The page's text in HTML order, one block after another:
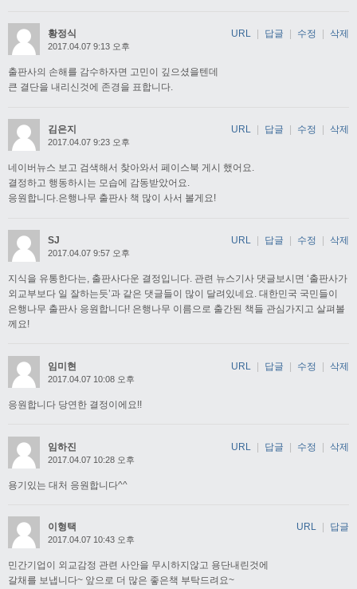
황정식
2017.04.07 9:13 오후
출판사의 손해를 감수하자면 고민이 깊으셨을텐데
큰 결단을 내리신것에 존경을 표합니다.
URL 답글 수정 삭제
김은지
2017.04.07 9:23 오후
네이버뉴스 보고 검색해서 찾아와서 페이스북 게시 했어요.
결정하고 행동하시는 모습에 감동받았어요.
응원합니다.은행나무 출판사 책 많이 사서 볼게요!
URL 답글 수정 삭제
SJ
2017.04.07 9:57 오후
지식을 유통한다는, 출판사다운 결정입니다. 관련 뉴스기사 댓글보시면 ‘출판사가
외교부보다 일 잘하는듯’과 같은 댓글들이 많이 달려있네요. 대한민국 국민들이
은행나무 출판사 응원합니다! 은행나무 이름으로 출간된 책들 관심가지고 살펴볼
께요!
URL 답글 수정 삭제
임미현
2017.04.07 10:08 오후
응원합니다 당연한 결정이에요!!
URL | 답글 | 수정 | 삭제
임하진
2017.04.07 10:28 오후
용기있는 대처 응원합니다^^
URL | 답글 | 수정 | 삭제
이형택
2017.04.07 10:43 오후
민간기업이 외교감정 관련 사안을 무시하지않고 용단내린것에
갈채를 보냅니다~ 앞으로 더 많은 좋은책 부탁드려요~
URL 답글